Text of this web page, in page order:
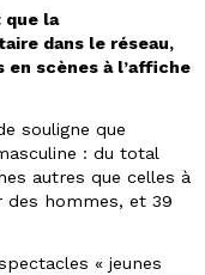
que la
dans le réseau,
en scènes à l’affiche
souligne que
: du total
autres que celles à
des hommes, et 39
« jeunes